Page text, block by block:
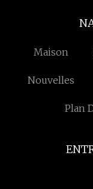
Maison
Nouvelles
Plan